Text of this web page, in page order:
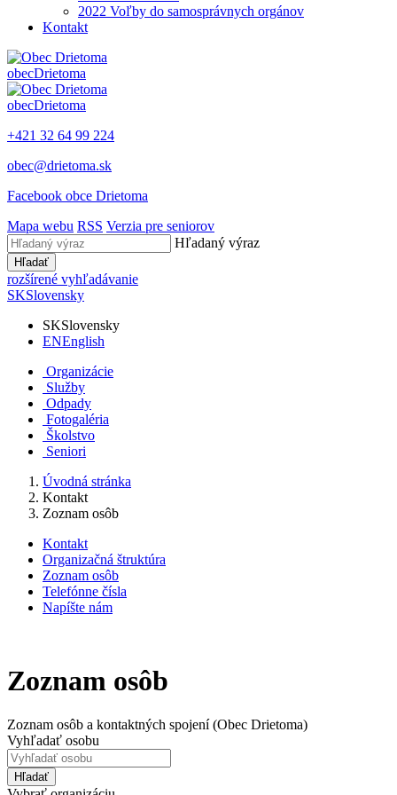
2022 Voľby do samosprávnych orgánov
Kontakt
obecDrietoma
obecDrietoma
+421 32 64 99 224
obec@drietoma.sk
Facebook obce Drietoma
Mapa webu RSS Verzia pre seniorov
Hľadaný výraz
Hľadať
rozšírené vyhľadávanie
SKSlovensky
SKSlovensky
ENEnglish
Organizácie
Služby
Odpady
Fotogaléria
Školstvo
Seniori
Úvodná stránka
Kontakt
Zoznam osôb
Kontakt
Organizačná štruktúra
Zoznam osôb
Telefónne čísla
Napíšte nám
Zoznam osôb
Zoznam osôb a kontaktných spojení (Obec Drietoma)
Vyhľadať osobu
Hľadať